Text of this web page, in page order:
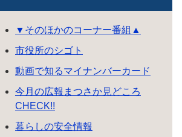
▼そのほかのコーナー番組▲
市役所のシゴト
動画で知るマイナンバーカード
今月の広報まつさか見どころ
CHECK!!
暮らしの安全情報